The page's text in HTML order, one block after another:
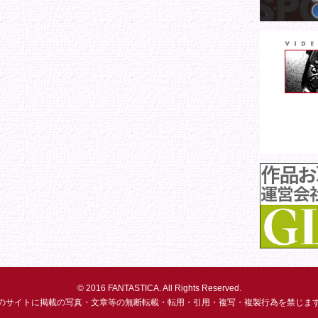
© 2016 FANTASTICA. All Rights Reserved.
サイトに掲載の写真・文章等の無断転載・転用・引用・複写・複製行為を禁じま